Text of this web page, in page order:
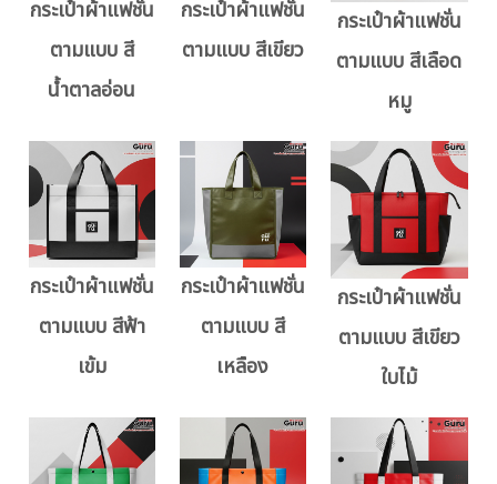
กระเป๋าผ้าแฟชั่น
ตามแบบ สี
น้ำตาลอ่อน
กระเป๋าผ้าแฟชั่น
ตามแบบ สีเขียว
กระเป๋าผ้าแฟชั่น
ตามแบบ สีเลือด
หมู
กระเป๋าผ้าแฟชั่น
ตามแบบ สีฟ้า
เข้ม
กระเป๋าผ้าแฟชั่น
ตามแบบ สี
เหลือง
กระเป๋าผ้าแฟชั่น
ตามแบบ สีเขียว
ใบไม้